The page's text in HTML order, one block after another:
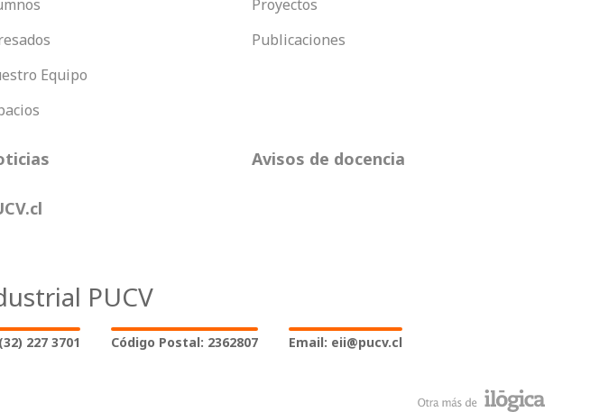
Equipo
Proyectos
Publicaciones
Avisos de docencia
PUCV
227 3701 Código Postal: 2362807 Email: eii@pucv.cl